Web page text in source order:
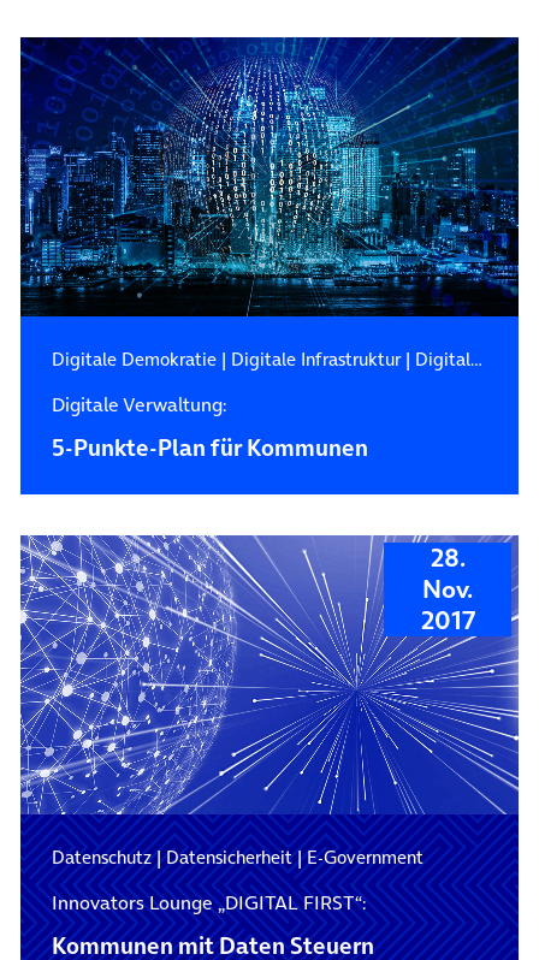
Digitale Demokratie| Digitale Infrastruktur| Digitale Verwaltung
Digitale Verwaltung:
5-Punkte-Plan für Kommunen
28.
Nov.
2017
Datenschutz|Datensicherheit|E-Government
Innovators Lounge „DIGITAL FIRST“:
Kommunen mit Daten Steuern